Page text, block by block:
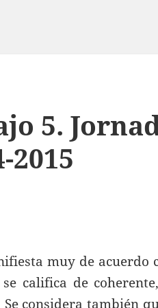
5.
2015
muy de acuerdo
califica de
considera también